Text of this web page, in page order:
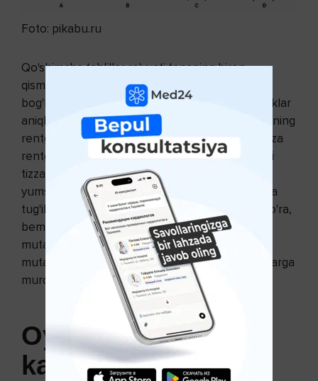
Foto: pikabu.ru
Qo'shimcha tahlillar ro'yxati tananing biron
qismining kaltaligi va taxmin qilingan sabablariga
bog'liq. Eski sinishlar, o'smalar va yuqumli kasalliklar
aniqlanganda oyoq rentgenogrammasi yoki sonning
rentgenogrammasi buyuriladi. Artroz paytida tizza
rentgenogrammasi, tos rentgenogrammasi yoki
tizzaning artroskopiyasi amalga oshiriladi. Agar
yumshoq to'qimalarning shikastlanishiga shubha
tug'ilsa, MRT tahlili o’tkaziladi. Ko'rsatmalarga ko'ra,
bemorlar maslahat uchun onkolog, ftiziatriya
mutaxassisi, venerolog, yuqumli kasalliklar
mutaxassisi, revmatolog va boshqa mutaxassislarga
murojaat qilishadi.
Oyoq-qo'llar
kaltaligini davolash